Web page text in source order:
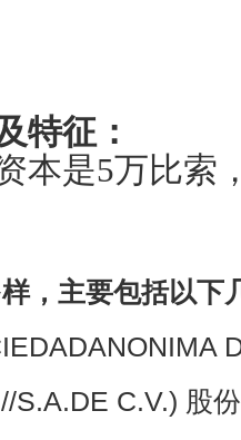
特征：
本是5万比索
，主要包括以下
S.A.DE C.V.) 股